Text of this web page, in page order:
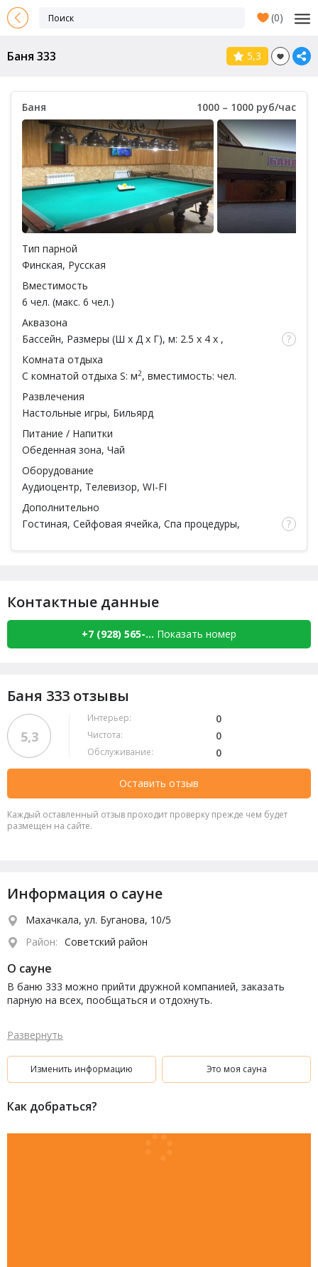
(0)
Баня 333 5,3
Баня 1000 – 1000 руб/час
Тип парной
Финская, Русская
Вместимость
6 чел. (макс. 6 чел.)
Аквазона
Бассейн, Размеры (Ш x Д x Г), м: 2.5 x 4 x ,
Комната отдыха
С комнатой отдыха S: м2, вместимость: чел.
Развлечения
Настольные игры, Бильярд
Питание / Напитки
Обеденная зона, Чай
Оборудование
Аудиоцентр, Телевизор, WI-FI
Дополнительно
Гостиная, Сейфовая ячейка, Спа процедуры,
Полотенца, Халаты, Шампунь, Мыло, Мочалка,
Контактные данные
+7 (928) 565-... Показать номер
Баня 333 отзывы
5,3
Интерьер: 0
Чистота: 0
Обслуживание: 0
Оставить отзыв
Каждый оставленный отзыв проходит проверку прежде чем будет
размещен на сайте.
Информация о сауне
Махачкала, ул. Буганова, 10/5
Район: Советский район
О сауне
В баню 333 можно прийти дружной компанией, заказать
парную на всех, пообщаться и отдохнуть.
Развернуть
Изменить информацию Это моя сауна
Как добраться?